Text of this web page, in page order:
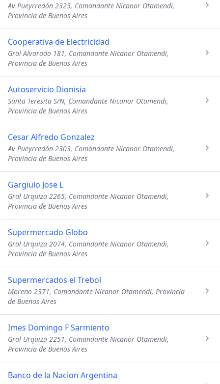
Av Pueyrredón 2325, Comandante Nicanor Otamendi,
Provincia de Buenos Aires
Cooperativa de Electricidad
Gral Alvarado 181, Comandante Nicanor Otamendi,
Provincia de Buenos Aires
Autoservicio Dionisia
Santa Teresita S/N, Comandante Nicanor Otamendi,
Provincia de Buenos Aires
Cesar Alfredo Gonzalez
Av Pueyrredón 2303, Comandante Nicanor Otamendi,
Provincia de Buenos Aires
Gargiulo Jose L
Gral Urquiza 2265, Comandante Nicanor Otamendi,
Provincia de Buenos Aires
Supermercado Globo
Gral Urquiza 2074, Comandante Nicanor Otamendi,
Provincia de Buenos Aires
Supermercados el Trebol
Moreno 2371, Comandante Nicanor Otamendi, Provincia
de Buenos Aires
Imes Domingo F Sarmiento
Gral Urquiza 2251, Comandante Nicanor Otamendi,
Provincia de Buenos Aires
Banco de la Nacion Argentina